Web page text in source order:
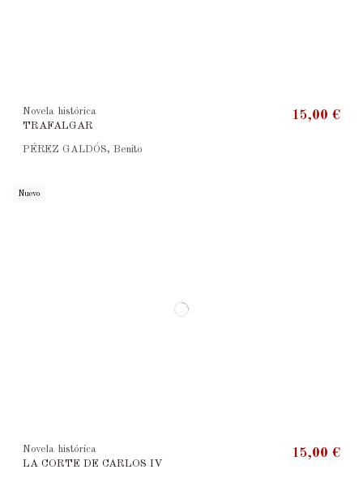
Novela histórica
TRAFALGAR
15,00 €
PÉREZ GALDÓS, Benito
Nuevo
Novela histórica
LA CORTE DE CARLOS IV
15,00 €